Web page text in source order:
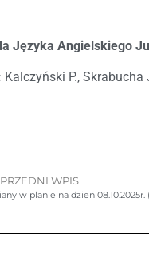
Języka Angielskiego
Kalczyński P., Skrabucha
WPIS
w planie na dzień 08.10.2025r.